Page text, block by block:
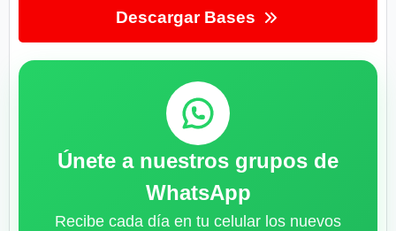
Descargar Bases
Únete a nuestros grupos de
WhatsApp
Recibe cada día en tu celular los nuevos